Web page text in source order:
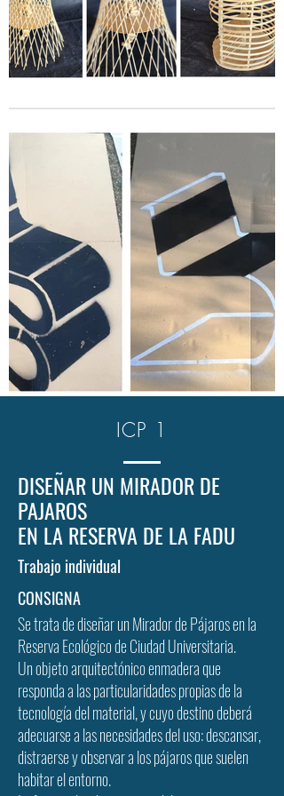
ICP 1
DISEÑAR UN MIRADOR DE
PAJAROS
EN LA RESERVA DE LA FADU
Trabajo individual
CONSIGNA
Se trata de diseñar un Mirador de Pájaros en la
Reserva Ecológico de Ciudad Universitaria.
Un objeto arquitectónico enmadera que
responda a las particularidades propias de la
tecnología del material, y cuyo destino deberá
adecuarse a las necesidades del uso: descansar,
distraerse y observar a los pájaros que suelen
habitar el entorno.